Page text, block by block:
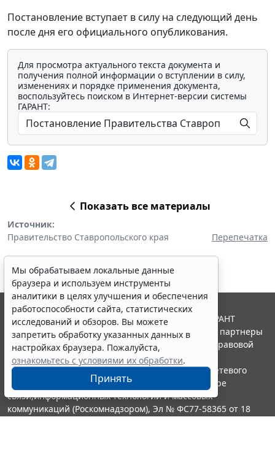
Постановление вступает в силу на следующий день
после дня его официального опубликования.
Для просмотра актуального текста документа и
получения полной информации о вступлении в силу,
изменениях и порядке применения документа,
воспользуйтесь поиском в Интернет-версии системы
ГАРАНТ:
Показать все материалы
Источник:
Правительство Ставропольского края
Перепечатка
Мы обрабатываем локальные данные
браузера и используем инструменты
аналитики в целях улучшения и обеспечения
работоспособности сайта, статистических
исследований и обзоров. Вы можете
запретить обработку указанных данных в
настройках браузера. Пожалуйста,
ознакомьтесь с условиями их обработки.
Принять
© ООО "НПП "ГАРАНТ-СЕРВИС", 2026. Система ГАРАНТ
выпускается с 1990 года. Компания "Гарант" и ее партнеры
являются участниками Российской ассоциации правовой
информации ГАРАНТ.
Портал ГАРАНТ.РУ зарегистрирован в качестве сетевого
издания Федеральной службой по надзору в сфере
связи,информационных технологий и массовых
коммуникаций (Роскомнадзором), Эл № ФС77-58365 от 18